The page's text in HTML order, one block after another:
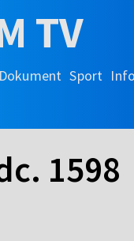
TV
Dokument Sport
1598